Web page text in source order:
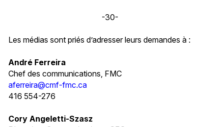
-30-
Les médias sont priés d’adresser leurs demandes à :
André Ferreira
Chef des communications, FMC
aferreira@cmf-fmc.ca
416 554-276
Cory Angeletti-Szasz